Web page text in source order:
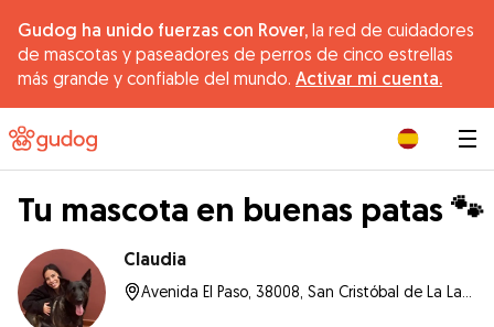
Gudog ha unido fuerzas con Rover, la red de cuidadores
de mascotas y paseadores de perros de cinco estrellas
más grande y confiable del mundo. Activar mi cuenta.
Tu mascota en buenas patas 🐾
Claudia